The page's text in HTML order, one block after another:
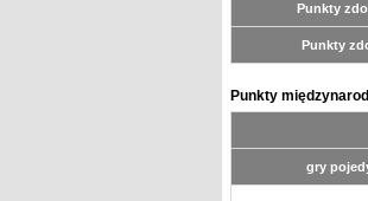
Punkty
Punkty
Punkty
gry